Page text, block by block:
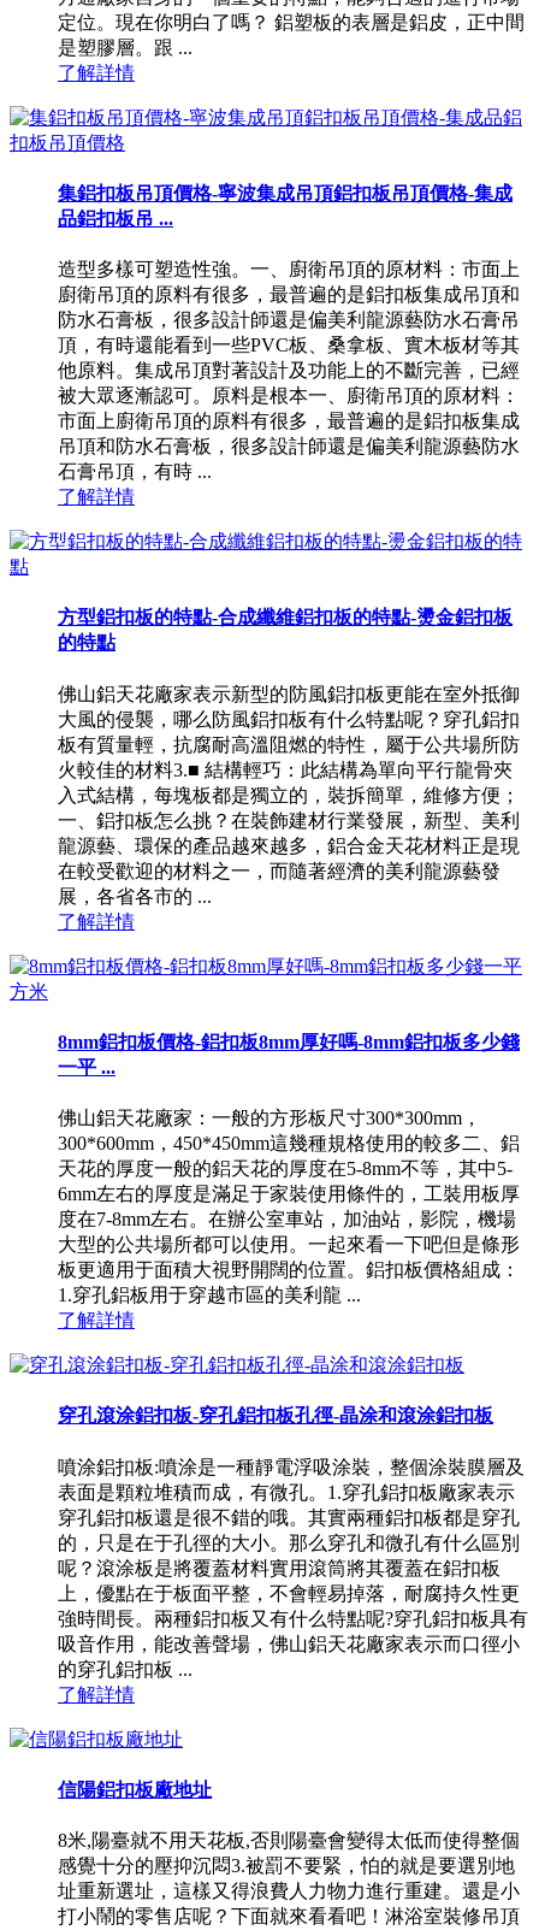
定位。現在你明白了嗎？ 鋁塑板的表層是鋁皮，正中間
是塑膠層。跟 ...
了解詳情
集鋁扣板吊頂價格-寧波集成吊頂鋁扣板吊頂價格-集成
品鋁扣板吊 ...
造型多樣可塑造性強。一、廚衛吊頂的原材料：市面上
廚衛吊頂的原料有很多，最普遍的是鋁扣板集成吊頂和
防水石膏板，很多設計師還是偏美利龍源藝防水石膏吊
頂，有時還能看到一些PVC板、桑拿板、實木板材等其
他原料。集成吊頂對著設計及功能上的不斷完善，已經
被大眾逐漸認可。原料是根本一、廚衛吊頂的原材料：
市面上廚衛吊頂的原料有很多，最普遍的是鋁扣板集成
吊頂和防水石膏板，很多設計師還是偏美利龍源藝防水
石膏吊頂，有時 ...
了解詳情
方型鋁扣板的特點-合成纖維鋁扣板的特點-燙金鋁扣板
的特點
佛山鋁天花廠家表示新型的防風鋁扣板更能在室外抵御
大風的侵襲，哪么防風鋁扣板有什么特點呢？穿孔鋁扣
板有質量輕，抗腐耐高溫阻燃的特性，屬于公共場所防
火較佳的材料3.■ 結構輕巧：此結構為單向平行龍骨夾
入式結構，每塊板都是獨立的，裝拆簡單，維修方便；
一、鋁扣板怎么挑？在裝飾建材行業發展，新型、美利
龍源藝、環保的產品越來越多，鋁合金天花材料正是現
在較受歡迎的材料之一，而隨著經濟的美利龍源藝發
展，各省各市的 ...
了解詳情
8mm鋁扣板價格-鋁扣板8mm厚好嗎-8mm鋁扣板多少錢
一平 ...
佛山鋁天花廠家：一般的方形板尺寸300*300mm，
300*600mm，450*450mm這幾種規格使用的較多二、鋁
天花的厚度一般的鋁天花的厚度在5-8mm不等，其中5-
6mm左右的厚度是滿足于家裝使用條件的，工裝用板厚
度在7-8mm左右。在辦公室車站，加油站，影院，機場
大型的公共場所都可以使用。一起來看一下吧但是條形
板更適用于面積大視野開闊的位置。鋁扣板價格組成：
1.穿孔鋁板用于穿越市區的美利龍 ...
了解詳情
穿孔滾涂鋁扣板-穿孔鋁扣板孔徑-晶涂和滾涂鋁扣板
噴涂鋁扣板:噴涂是一種靜電浮吸涂裝，整個涂裝膜層及
表面是顆粒堆積而成，有微孔。1.穿孔鋁扣板廠家表示
穿孔鋁扣板還是很不錯的哦。其實兩種鋁扣板都是穿孔
的，只是在于孔徑的大小。那么穿孔和微孔有什么區別
呢？滾涂板是將覆蓋材料實用滾筒將其覆蓋在鋁扣板
上，優點在于板面平整，不會輕易掉落，耐腐持久性更
強時間長。兩種鋁扣板又有什么特點呢?穿孔鋁扣板具有
吸音作用，能改善聲場，佛山鋁天花廠家表示而口徑小
的穿孔鋁扣板 ...
了解詳情
信陽鋁扣板廠地址
8米,陽臺就不用天花板,否則陽臺會變得太低而使得整個
感覺十分的壓抑沉悶3.被罰不要緊，怕的就是要選別地
址重新選址，這樣又得浪費人力物力進行重建。還是小
打小鬧的零售店呢？下面就來看看吧！淋浴室裝修吊頂